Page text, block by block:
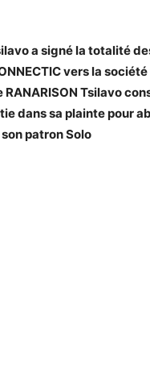
a signé la totalité
vers la
RANARISON Tsilavo
dans sa plainte pour
patron Solo